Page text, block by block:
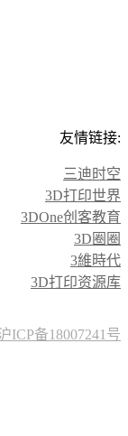
友情链接:
三迪时空
3D打印世界
3DOne创客教育
3D圈圈
3維時代
3D打印资源库
ICP备18007241号